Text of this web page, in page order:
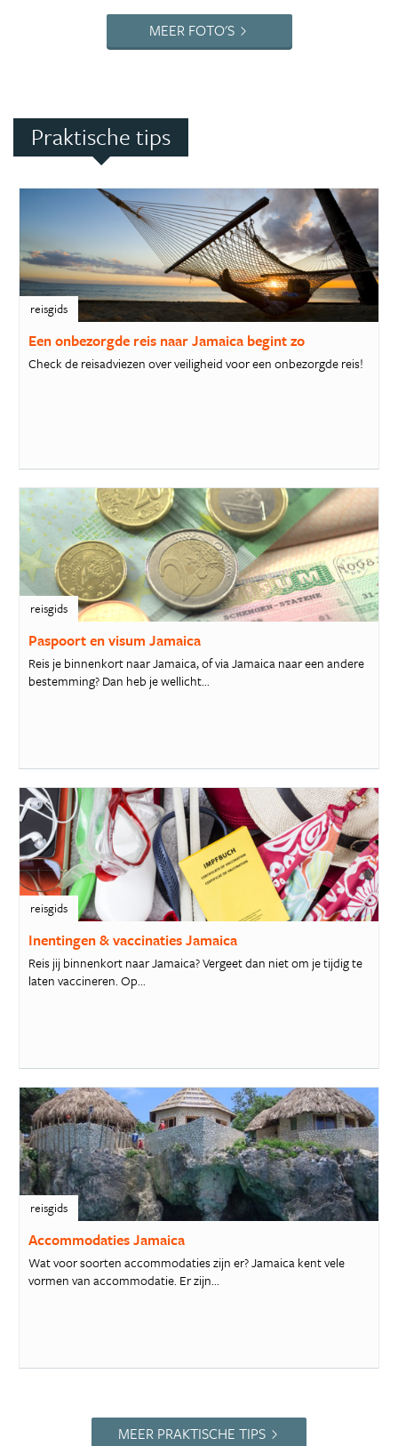
MEER FOTO'S
Praktische tips
reisgids
Een onbezorgde reis naar Jamaica begint zo
Check de reisadviezen over veiligheid voor een onbezorgde reis!
reisgids
Paspoort en visum Jamaica
Reis je binnenkort naar Jamaica, of via Jamaica naar een andere
bestemming? Dan heb je wellicht...
reisgids
Inentingen & vaccinaties Jamaica
Reis jij binnenkort naar Jamaica? Vergeet dan niet om je tijdig te
laten vaccineren. Op...
reisgids
Accommodaties Jamaica
Wat voor soorten accommodaties zijn er? Jamaica kent vele
vormen van accommodatie. Er zijn...
MEER PRAKTISCHE TIPS